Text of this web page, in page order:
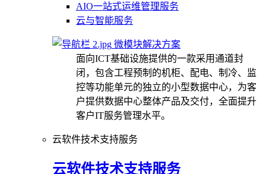
AIO一站式运维管理服务
云与智能服务
微模块解决方案
面向ICT基础设施提供的一款采用通道封
闭，包含工程预制的机柜、配电、制冷、监
控等功能单元的独立的小型数据中心，为客
户提供数据中心整体产品及交付，全面提升
客户IT服务管理水平。
云软件技术支持服务
云软件技术支持服务